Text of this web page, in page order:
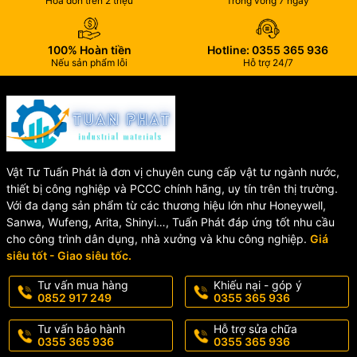
🏠 Nhà ở, căn hộ
🏢 Chung cư
🏨 Khách sạn
🏡 Biệt thự
🚻 Văn phòng
🏥 Trường học, bệnh viện và các công trình công cộng
🔧 Hướng dẫn sử dụng
🔹 Lắp đặt đúng kỹ thuật theo hướng dẫn của nhà sản xuất.
🔹 Kết nối đầy đủ dây cấp nước nóng và lạnh.
🔹 Vệ sinh bề mặt bằng khăn mềm để giữ lớp mạ luôn sáng
bóng.
🔹 Không sử dụng hóa chất có tính axit hoặc kiềm mạnh để
lau chùi.
🌟 Vì sao nên chọn Vòi
100% Hoàn tiền
Nếu sản phẩm lỗi
Hotline: 0355 365 936
Hỗ trợ 24/7
Vật Tư Tuấn Phát là đơn vị chuyên cung cấp vật tư ngành nước,
thiết bị công nghiệp và PCCC chính hãng, uy tín trên thị trường.
Với đa dạng sản phẩm từ các thương hiệu lớn như Honeywell,
Sanwa, Wufeng, Arita, Shinyi…, Tuấn Phát đáp ứng tốt nhu cầu
cho công trình dân dụng, nhà xưởng và khu công nghiệp. Giá
siêu tốt - Giao siêu tốc.
Tư vấn mua hàng
0852 917 249
Khiếu nại - góp ý
0355 365 936
Tư vấn bảo hành
0355 365 936
Hỗ trợ sửa chữa
0355 365 936